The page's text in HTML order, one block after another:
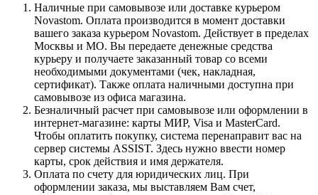
Наличные при самовывозе или доставке курьером
Novastom. Оплата производится в момент доставки
вашего заказа курьером Novastom. Действует в пределах
Москвы и МО. Вы передаете денежные средства
курьеру и получаете заказанный товар со всеми
необходимыми документами (чек, накладная,
сертификат). Также оплата наличными доступна при
самовывозе из офиса магазина.
Безналичный расчет при самовывозе или оформлении в
интернет-магазине: карты МИР, Visa и MasterCard.
Чтобы оплатить покупку, система перенаправит вас на
сервер системы ASSIST. Здесь нужно ввести номер
карты, срок действия и имя держателя.
Оплата по счету для юридических лиц. При
оформлении заказа, мы выставляем Вам счет,